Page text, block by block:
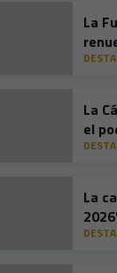
La
La
el
La